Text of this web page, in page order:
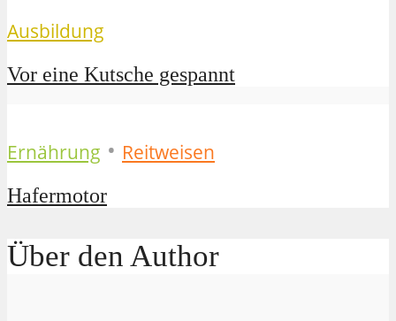
Ausbildung
Vor eine Kutsche gespannt
Ernährung • Reitweisen
Hafermotor
Über den Author